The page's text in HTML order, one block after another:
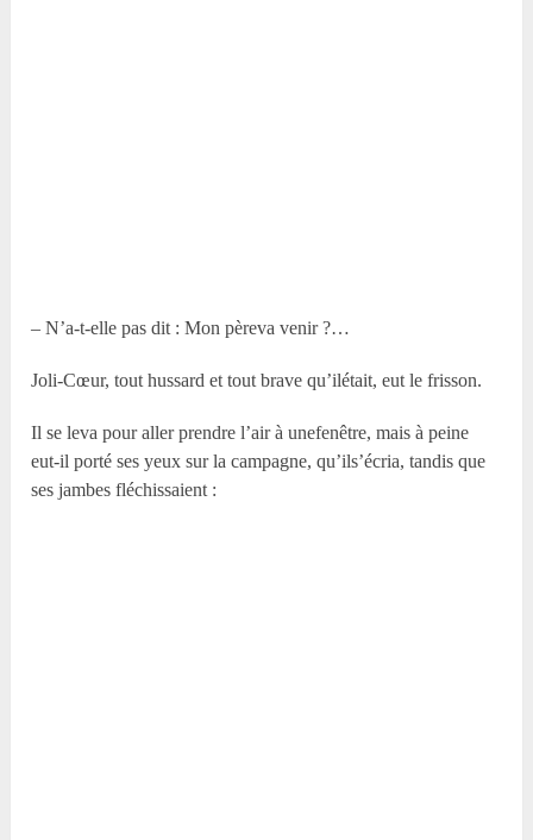
– N’a-t-elle pas dit : Mon pèreva venir ?…
Joli-Cœur, tout hussard et tout brave qu’ilétait, eut le frisson.
Il se leva pour aller prendre l’air à unefenêtre, mais à peine
eut-il porté ses yeux sur la campagne, qu’ils’écria, tandis que
ses jambes fléchissaient :